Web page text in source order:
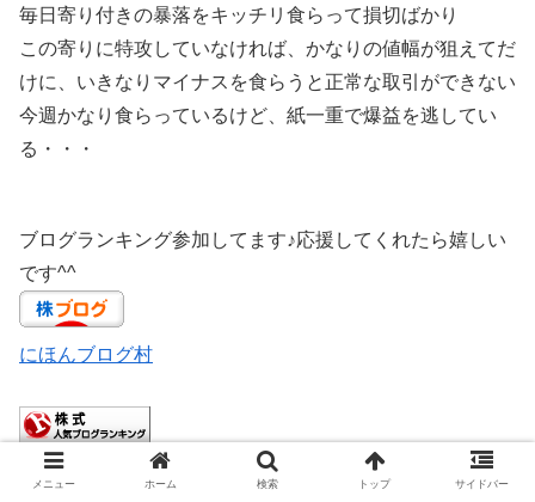
毎日寄り付きの暴落をキッチリ食らって損切ばかり
この寄りに特攻していなければ、かなりの値幅が狙えてだ
けに、いきなりマイナスを食らうと正常な取引ができない
今週かなり食らっているけど、紙一重で爆益を逃してい
る・・・
ブログランキング参加してます♪応援してくれたら嬉しい
です^^
にほんブログ村
株式ランキング
メニュー ホーム 検索 トップ サイドバー